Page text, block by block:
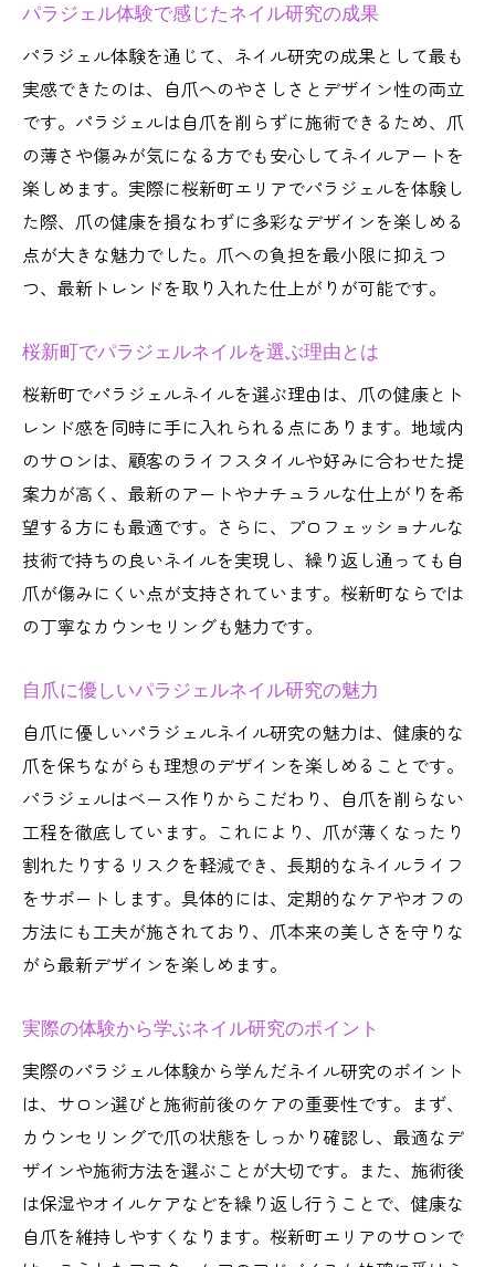
パラジェル体験で感じたネイル研究の成果
パラジェル体験を通じて、ネイル研究の成果として最も
実感できたのは、自爪へのやさしさとデザイン性の両立
です。パラジェルは自爪を削らずに施術できるため、爪
の薄さや傷みが気になる方でも安心してネイルアートを
楽しめます。実際に桜新町エリアでパラジェルを体験し
た際、爪の健康を損なわずに多彩なデザインを楽しめる
点が大きな魅力でした。爪への負担を最小限に抑えつ
つ、最新トレンドを取り入れた仕上がりが可能です。
桜新町でパラジェルネイルを選ぶ理由とは
桜新町でパラジェルネイルを選ぶ理由は、爪の健康とト
レンド感を同時に手に入れられる点にあります。地域内
のサロンは、顧客のライフスタイルや好みに合わせた提
案力が高く、最新のアートやナチュラルな仕上がりを希
望する方にも最適です。さらに、プロフェッショナルな
技術で持ちの良いネイルを実現し、繰り返し通っても自
爪が傷みにくい点が支持されています。桜新町ならでは
の丁寧なカウンセリングも魅力です。
自爪に優しいパラジェルネイル研究の魅力
自爪に優しいパラジェルネイル研究の魅力は、健康的な
爪を保ちながらも理想のデザインを楽しめることです。
パラジェルはベース作りからこだわり、自爪を削らない
工程を徹底しています。これにより、爪が薄くなったり
割れたりするリスクを軽減でき、長期的なネイルライフ
をサポートします。具体的には、定期的なケアやオフの
方法にも工夫が施されており、爪本来の美しさを守りな
がら最新デザインを楽しめます。
実際の体験から学ぶネイル研究のポイント
実際のパラジェル体験から学んだネイル研究のポイント
は、サロン選びと施術前後のケアの重要性です。まず、
カウンセリングで爪の状態をしっかり確認し、最適なデ
ザインや施術方法を選ぶことが大切です。また、施術後
は保湿やオイルケアなどを繰り返し行うことで、健康な
自爪を維持しやすくなります。桜新町エリアのサロンで